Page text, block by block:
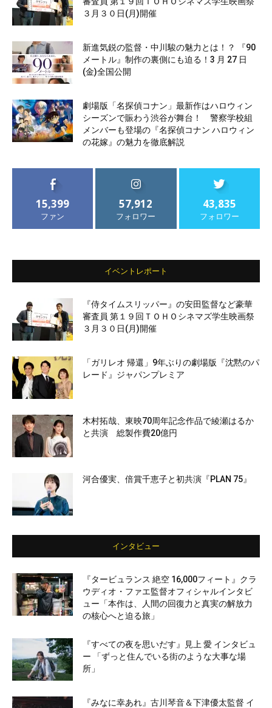
３月３０日(月)開催
新進気鋭の監督・中川駿の魅力とは！？ 『90
メートル』制作の裏側にも迫る！3 月 27 日
(金)全国公開
劇場版「名探偵コナン」最新作はハロウィン
シーズンで賑わう渋谷が舞台！ 警察学校組
メンバーも登場の『名探偵コナン ハロウィン
の花嫁』の魅力を徹底解説
15,399
ファン
57,912
フォロワー
43,835
フォロワー
イベントレポート
『侍タイムスリッパー』の安田監督など豪華
審査員 第１９回ＴＯＨＯシネマズ学生映画祭
３月３０日(月)開催
「ガリレオ 帰還」9年ぶりの劇場版『沈黙のパ
レード』ジャパンプレミア
木村拓哉、東映70周年記念作品で綾瀬はるか
と共演 総製作費20億円
河合優実、倍賞千恵子と初共演『PLAN 75』
インタビュー
『タービュランス 絶空 16,000フィート』クラ
ウディオ・ファエ監督オフィシャルインタビ
ュー「本作は、人間の回復力と真実の解放力
の核心へと迫る旅」
『すべての夜を思いだす』見上 愛 インタビュ
ー 「ずっと住んでいる街のような大事な場
所」
『みなに幸あれ』古川琴音＆下津優太監督 イ